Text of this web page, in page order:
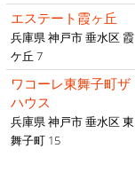
エステート霞ヶ丘
兵庫県 神戸市 垂水区 霞
ケ丘 7
ワコーレ東舞子町ザ
ハウス
兵庫県 神戸市 垂水区 東
舞子町 15